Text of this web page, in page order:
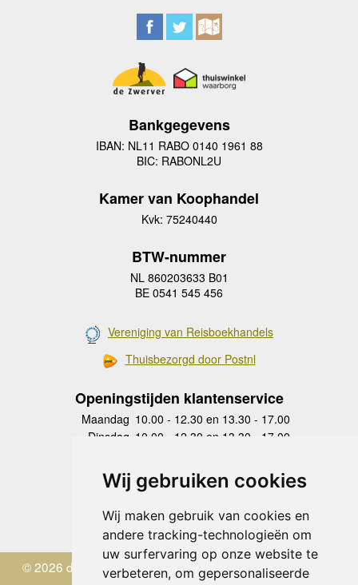
Wij gebruiken cookies
Wij maken gebruik van cookies en
andere tracking-technologieën om
uw surfervaring op onze website te
verbeteren, om gepersonaliseerde
Bankgegevens
IBAN: NL11 RABO 0140 1961 88
BIC: RABONL2U
Kamer van Koophandel
Kvk: 75240440
BTW-nummer
NL 860203633 B01
BE 0541 545 456
Vereniging van Reisboekhandels
Thuisbezorgd door Postnl
Openingstijden klantenservice
Maandag 10.00 - 12.30 en 13.30 - 17.00
Dinsdag 10.00 - 12.30 en 13.30 - 17.00
Donderdag
10.00 - 12.30 en 13.30 - 17.00
Vrijdag 10.00 - 12.30 en 13.30 - 17.00
Zaterdag
gesloten
Zondag gesloten
© 2026 de Zwerver